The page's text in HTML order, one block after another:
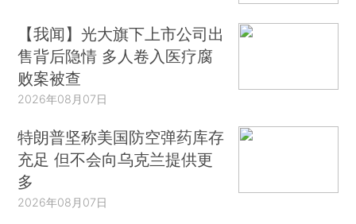
【我闻】光大旗下上市公司出
售背后隐情 多人卷入医疗腐
败案被查
2026年08月07日
特朗普坚称美国防空弹药库存
充足 但不会向乌克兰提供更
多
2026年08月07日